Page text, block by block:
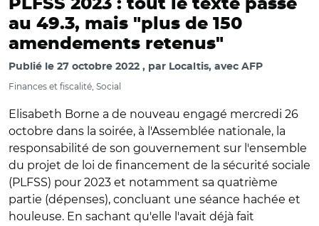
PLFSS 2023 : tout le texte passé
au 49.3, mais "plus de 150
amendements retenus"
Publié le 27 octobre 2022 par Localtis, avec AFP
Finances et fiscalité, Social
Elisabeth Borne a de nouveau engagé mercredi 26
octobre dans la soirée, à l'Assemblée nationale, la
responsabilité de son gouvernement sur l'ensemble
du projet de loi de financement de la sécurité sociale
(PLFSS) pour 2023 et notamment sa quatrième
partie (dépenses), concluant une séance hachée et
houleuse. En sachant qu'elle l'avait déjà fait